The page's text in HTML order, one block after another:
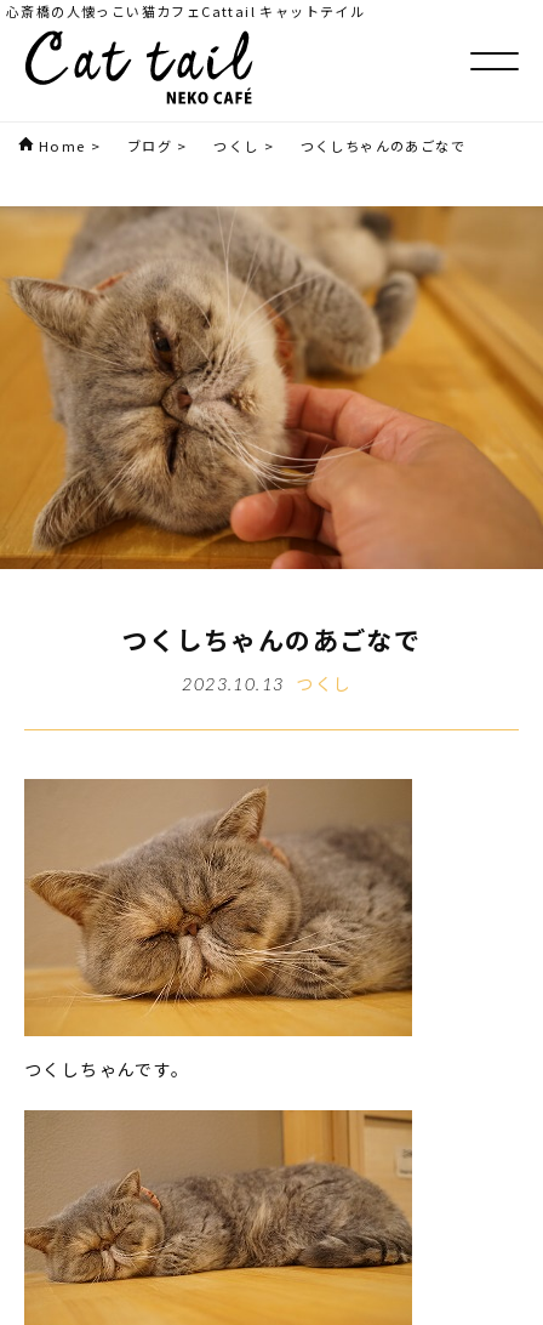
心斎橋の人懐っこい猫カフェCattail キャットテイル
Home > ブログ > つくし > つくしちゃんのあごなで
つくしちゃんのあごなで
2023.10.13 つくし
つくしちゃんです。